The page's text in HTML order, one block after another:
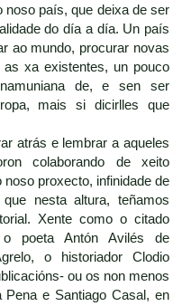
noso país, que deixa de ser
do día a día. Un país
ao mundo, procurar novas
xa existentes, un pouco
de, e sen ser
mais si dicirlles que
atrás e lembrar a aqueles
colaborando de xeito
proxecto, infinidade de
nesta altura, teñamos
Xente como o citado
poeta Antón Avilés de
o historiador Clodio
ou os non menos
Pena e Santiago Casal, en